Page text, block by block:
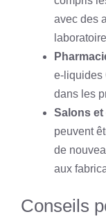
avec des
e-liquides
dans les
Salons
peuvent
de
aux
Conseils